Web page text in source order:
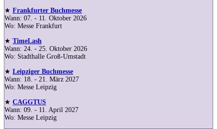
★ Frankfurter Buchmesse
Wann: 07. - 11. Oktober 2026
Wo: Messe Frankfurt
★ TimeLash
Wann: 24. - 25. Oktober 2026
Wo: Stadthalle Groß-Umstadt
★ Leipziger Buchmesse
Wann: 18. - 21. März 2027
Wo: Messe Leipzig
★ CAGGTUS
Wann: 09. - 11. April 2027
Wo: Messe Leipzig